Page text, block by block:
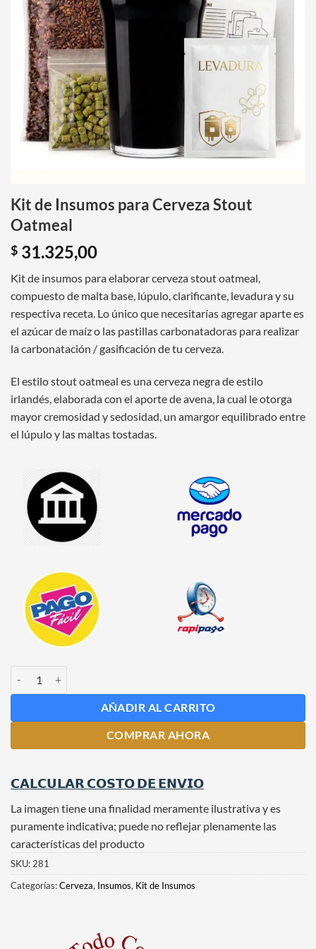
Kit de Insumos para Cerveza Stout
Oatmeal
$ 31.325,00
Kit de insumos para elaborar cerveza stout oatmeal,
compuesto de malta base, lúpulo, clarificante, levadura y su
respectiva receta. Lo único que necesitarías agregar aparte es
el azúcar de maíz o las pastillas carbonatadoras para realizar
la carbonatación / gasificación de tu cerveza.
El estilo stout oatmeal es una cerveza negra de estilo
irlandés, elaborada con el aporte de avena, la cual le otorga
mayor cremosidad y sedosidad, un amargor equilibrado entre
el lúpulo y las maltas tostadas.
AÑADIR AL CARRITO
COMPRAR AHORA
𝗖𝗔𝗟𝗖𝗨𝗟𝗔𝗥 𝗖𝗢𝗦𝗧𝗢 𝗗𝗘 𝗘𝗡𝗩𝗜𝗢
La imagen tiene una finalidad meramente ilustrativa y es
puramente indicativa; puede no reflejar plenamente las
características del producto
SKU: 281
Categorías:Cerveza, Insumos, Kit de Insumos